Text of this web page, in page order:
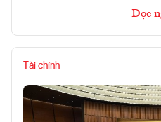
Đọc
Tài chính